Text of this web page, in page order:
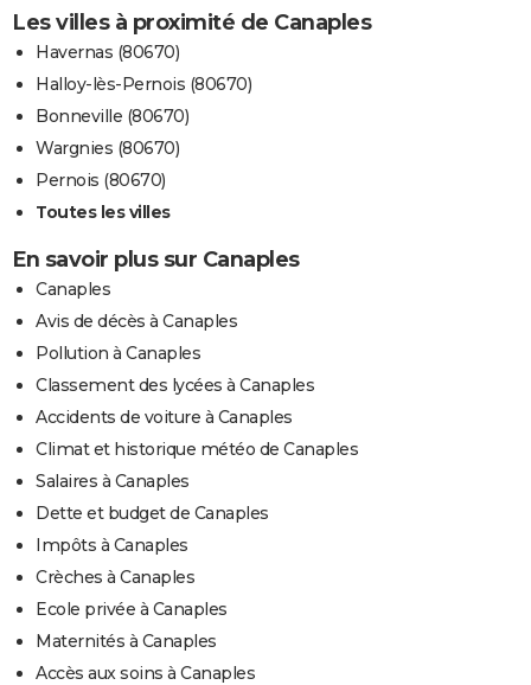
Les villes à proximité de Canaples
Havernas (80670)
Halloy-lès-Pernois (80670)
Bonneville (80670)
Wargnies (80670)
Pernois (80670)
Toutes les villes
En savoir plus sur Canaples
Canaples
Avis de décès à Canaples
Pollution à Canaples
Classement des lycées à Canaples
Accidents de voiture à Canaples
Climat et historique météo de Canaples
Salaires à Canaples
Dette et budget de Canaples
Impôts à Canaples
Crèches à Canaples
Ecole privée à Canaples
Maternités à Canaples
Accès aux soins à Canaples